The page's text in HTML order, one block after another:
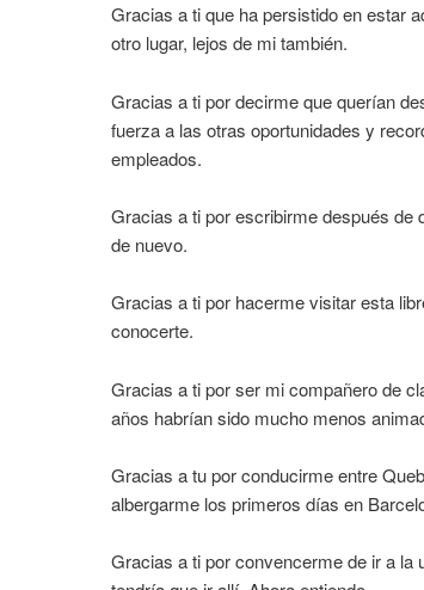
Gracias a ti que ha persistido en estar
otro lugar, lejos de mi también.
Gracias a ti por decirme que querían
fuerza a las otras oportunidades y
empleados.
Gracias a ti por escribirme después de
de nuevo.
Gracias a ti por hacerme visitar esta
conocerte.
Gracias a ti por ser mi compañero de
años habrían sido mucho menos
Gracias a tu por conducirme entre
albergarme los primeros días en
Gracias a ti por convencerme de ir a la